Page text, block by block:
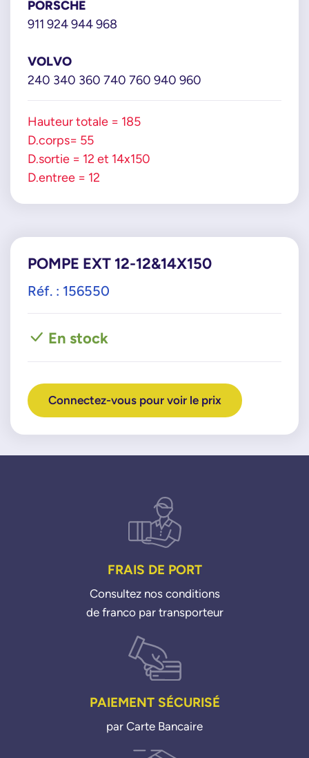
0000156552
9151819080
VOLVO
1336679
241723
9142045
PORSCHE
911 924 944 968
VOLVO
240 340 360 740 760 940 960
Hauteur totale = 185
D.corps= 55
D.sortie = 12 et 14x150
D.entree = 12
POMPE EXT 12-12&14X150
Réf. : 156550
En stock
Connectez-vous pour voir le prix
FRAIS DE PORT
Consultez nos conditions
de franco par transporteur
PAIEMENT SÉCURISÉ
par Carte Bancaire